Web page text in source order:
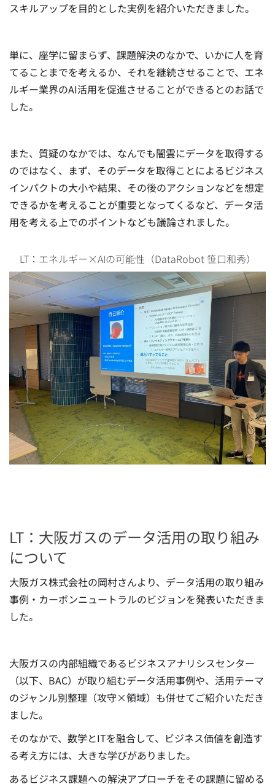
スキルアップを目的とした実例を紹介いただきました。
単に、座学に留まらず、課題解決のなかで、いかに人を育
てることまでを考えるか、それを継続させることで、エネ
ルギー業界のAI活用を促進させることができるとのお話で
した。
また、質疑のなかでは、なんでも闇雲にデータを取得する
のではなく、まず、そのデータを取得ことによるビジネス
インパクトの大小や結果、その後のアクションなどを想定
できるかを考えることが重要となってくるなど、データ活
用を考える上でのポイントなども議論されました。
LT：エネルギー×AIの可能性（DataRobot 笹口和秀）
LT：大阪ガスのデータ活用の取り組み
について
大阪ガス株式会社の岡村さんより、データ活用の取り組み
事例・カーボンニュートラルのビジョンを発表いただきま
した。
大阪ガスの内部組織であるビジネスアナリシスセンター
（以下、BAC）が取り組むデータ活用事例や、活用テーマ
のジャンル別整理（攻守×領域）も併せてご紹介いただき
ました。
そのなかで、数学とITを融合して、ビジネス価値を創造す
る考え方には、大きな学びがありました。
あるビジネス課題への解決アプローチをその課題に留める